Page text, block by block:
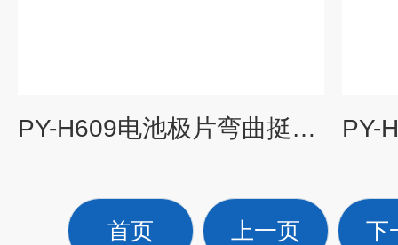
PY-H609电池极片弯曲挺度仪
首页 上一页 下